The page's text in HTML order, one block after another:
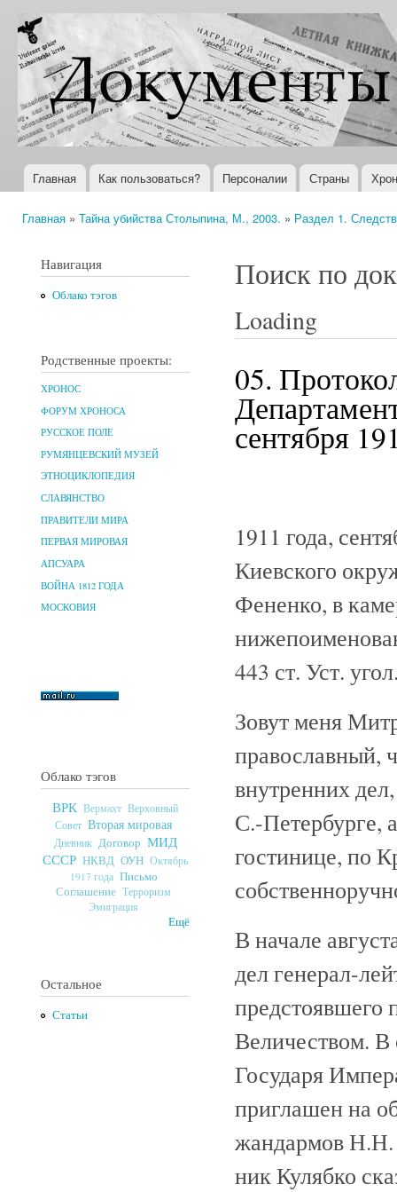
Документы
XX века
Всемирная
история в
Интернете
Главное меню
Главная Как пользоваться? Персоналии Страны
Главная » Тайна убийства Столыпина, М., 2003. » Раздел 1.
Навигация
Облако тэгов
Родственные проекты:
ХРОНОС
ФОРУМ ХРОНОСА
РУССКОЕ ПОЛЕ
РУМЯНЦЕВСКИЙ МУЗЕЙ
ЭТНОЦИКЛОПЕДИЯ
СЛАВЯНСТВО
ПРАВИТЕЛИ МИРА
ПЕРВАЯ МИРОВАЯ
АПСУАРА
ВОЙНА 1812 ГОДА
МОСКОВИЯ
Облако тэгов
ВРК Вермахт Верховный
Совет Вторая мировая
Дневник Договор МИД
СССР НКВД ОУН Октябрь
1917 года Письмо
Соглашение Терроризм
Эмиграция
Ещё
Остальное
Статьи
Поиск по
Loading
05.
сентября
1911 года,
Киевского
Фененко, в
443 ст. Уст.
Зовут меня
православный,
внутренних
С.-Петербурге,
гостинице, по
В начале
дел генерал-
предстоявшего
Величеством. В
Государя
приглашен на
жандармов Н.Н.
ник Кулябко